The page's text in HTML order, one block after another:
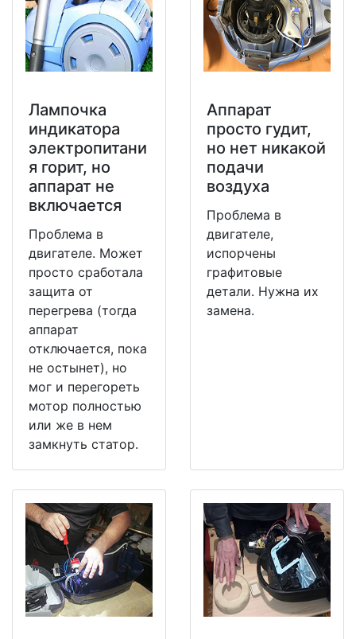
Лампочка
индикатора
электропитани
я горит, но
аппарат не
включается
Проблема в
двигателе. Может
просто сработала
защита от
перегрева (тогда
аппарат
отключается, пока
не остынет), но
мог и перегореть
мотор полностью
или же в нем
замкнуть статор.
Аппарат
просто гудит,
но нет никакой
подачи
воздуха
Проблема в
двигателе,
испорчены
графитовые
детали. Нужна их
замена.